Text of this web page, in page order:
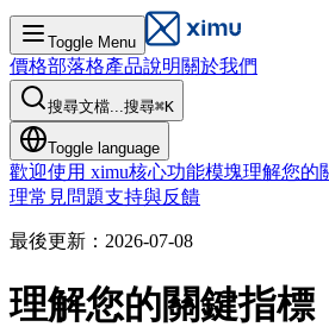
Toggle Menu
價格部落格產品說明關於我們
搜尋文檔...搜尋⌘K
Toggle language
歡迎使用 ximu核心功能模塊理解您的
理常見問題支持與反饋
最後更新：2026-07-08
理解您的關鍵指標